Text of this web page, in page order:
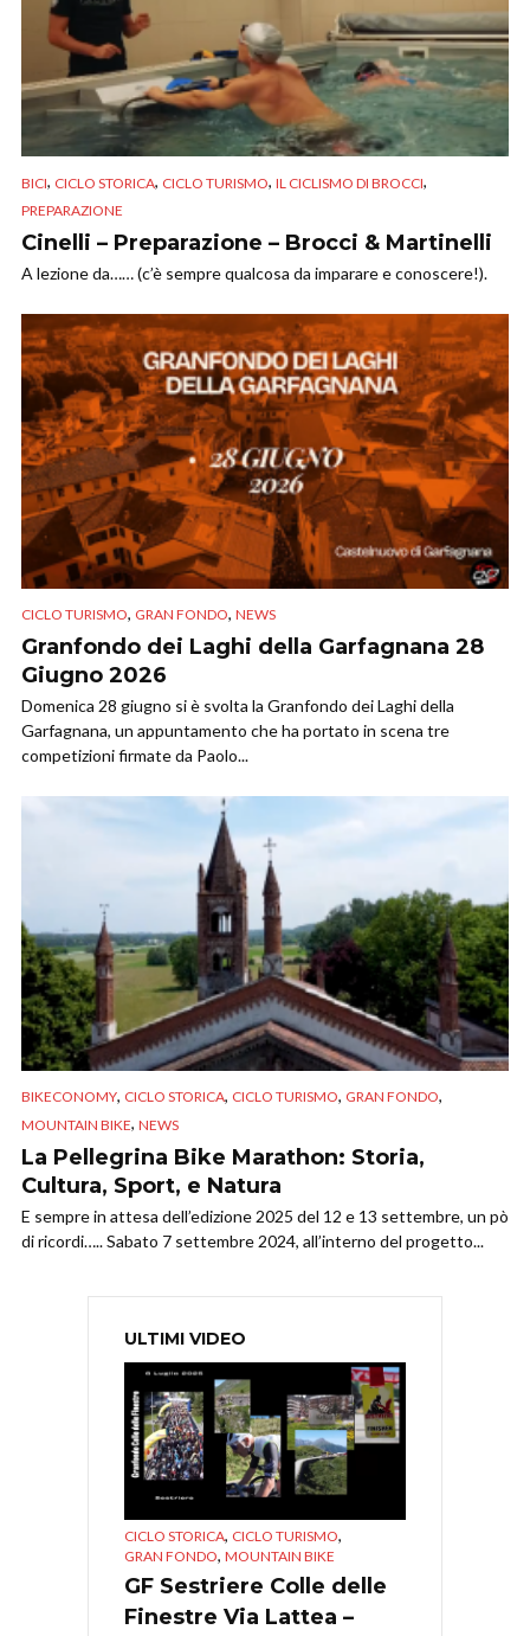
BICI, CICLO STORICA, CICLO TURISMO, IL CICLISMO DI BROCCI,
PREPARAZIONE
Cinelli – Preparazione – Brocci & Martinelli
A lezione da…… (c’è sempre qualcosa da imparare e conoscere!).
CICLO TURISMO, GRAN FONDO, NEWS
Granfondo dei Laghi della Garfagnana 28
Giugno 2026
Domenica 28 giugno si è svolta la Granfondo dei Laghi della
Garfagnana, un appuntamento che ha portato in scena tre
competizioni firmate da Paolo...
BIKECONOMY, CICLO STORICA, CICLO TURISMO, GRAN FONDO,
MOUNTAIN BIKE, NEWS
La Pellegrina Bike Marathon: Storia,
Cultura, Sport, e Natura
E sempre in attesa dell’edizione 2025 del 12 e 13 settembre, un pò
di ricordi….. Sabato 7 settembre 2024, all’interno del progetto...
ULTIMI VIDEO
CICLO STORICA, CICLO TURISMO,
GRAN FONDO, MOUNTAIN BIKE
GF Sestriere Colle delle
Finestre Via Lattea –